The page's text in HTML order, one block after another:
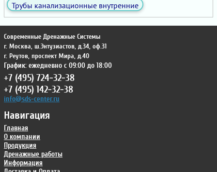
Трубы канализационные внутренние
Навигация
Главная
О компании
Продукция
Дренажные работы
Информация
Современные Дренажные Системы
г. Москва, ш.Энтузиастов, д.34, оф.31
г. Реутов, проспект Мира, д.40
График: ежедневно с 09:00 до 18:00
+7 (495) 724-32-38
+7 (495) 142-32-38
info@sds-center.ru